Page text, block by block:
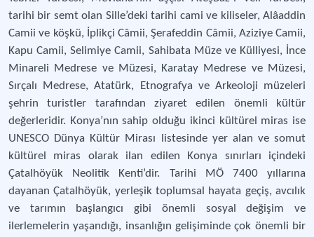
tarihi bir semt olan Sille’deki tarihi cami ve kiliseler, Alâaddin
Camii ve köşkü, İplikçi Câmii, Şerafeddin Câmii, Aziziye Camii,
Kapu Camii, Selimiye Camii, Sahibata Müze ve Külliyesi, İnce
Minareli Medrese ve Müzesi, Karatay Medrese ve Müzesi,
Sırçalı Medrese, Atatürk, Etnografya ve Arkeoloji müzeleri
şehrin turistler tarafından ziyaret edilen önemli kültür
değerleridir. Konya’nın sahip olduğu ikinci kültürel miras ise
UNESCO Dünya Kültür Mirası listesinde yer alan ve somut
kültürel miras olarak ilan edilen Konya sınırları içindeki
Çatalhöyük Neolitik Kenti’dir. Tarihi MÖ 7400 yıllarına
dayanan Çatalhöyük, yerleşik toplumsal hayata geçiş, avcılık
ve tarımın başlangıcı gibi önemli sosyal değişim ve
ilerlemelerin yaşandığı, insanlığın gelişiminde çok önemli bir